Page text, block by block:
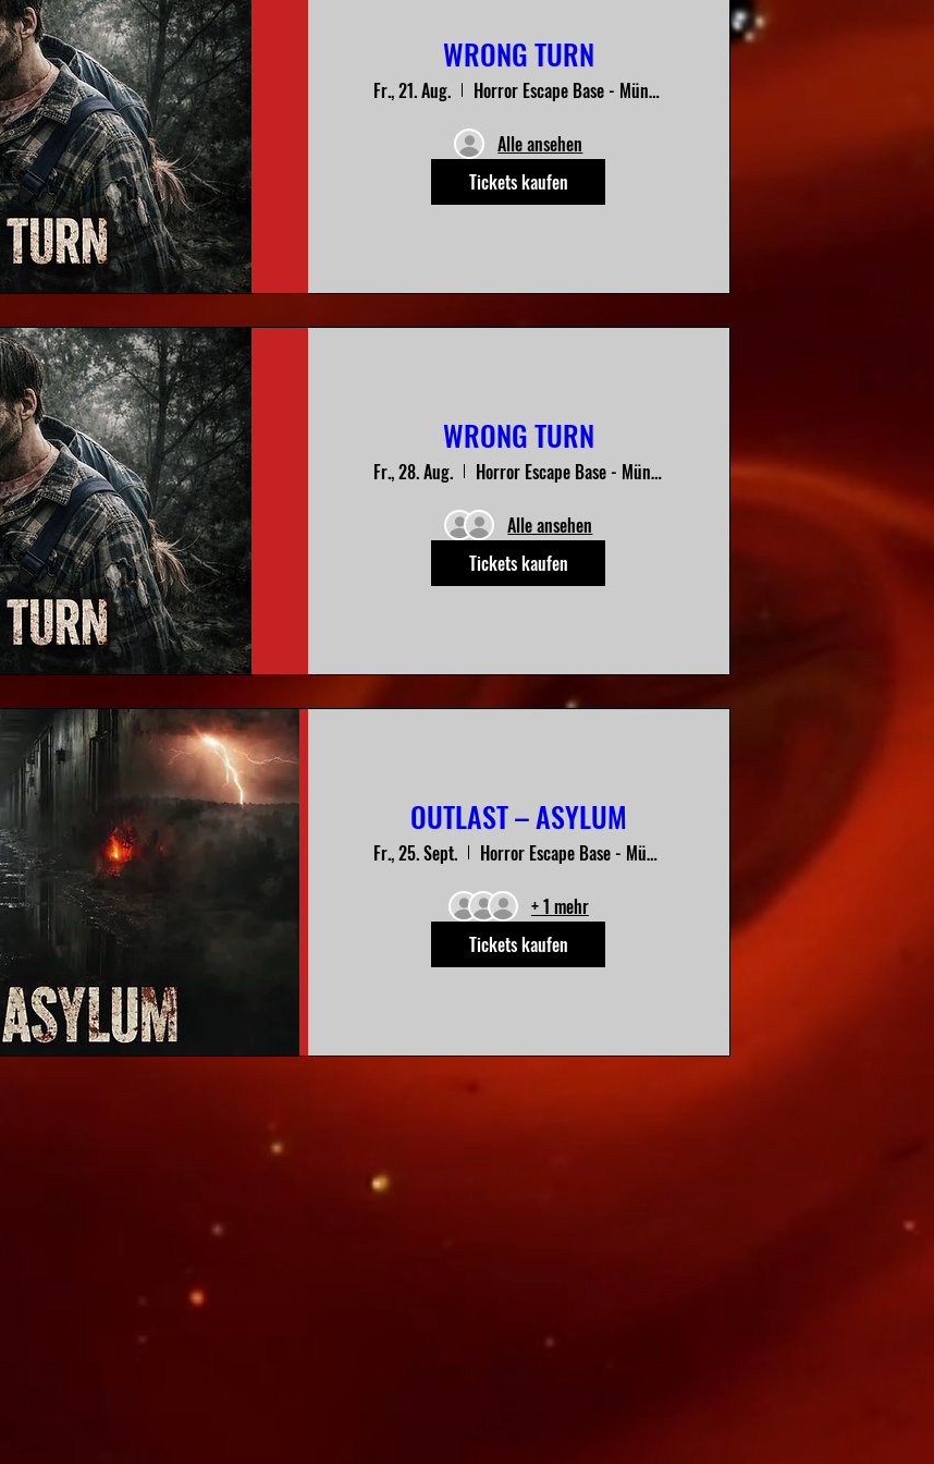
WRONG TURN
Fr., 21. Aug. Horror Escape Base - München
Alle ansehen
Tickets kaufen
WRONG TURN
Fr., 28. Aug. Horror Escape Base - München
Alle ansehen
Tickets kaufen
OUTLAST – ASYLUM
Fr., 25. Sept. Horror Escape Base - München
+ 1 mehr
Tickets kaufen